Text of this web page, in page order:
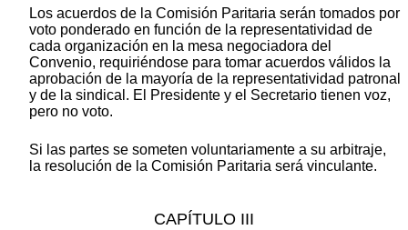
Los acuerdos de la Comisión Paritaria serán tomados por
voto ponderado en función de la representatividad de
cada organización en la mesa negociadora del
Convenio, requiriéndose para tomar acuerdos válidos la
aprobación de la mayoría de la representatividad patronal
y de la sindical. El Presidente y el Secretario tienen voz,
pero no voto.
Si las partes se someten voluntariamente a su arbitraje,
la resolución de la Comisión Paritaria será vinculante.
CAPÍTULO III